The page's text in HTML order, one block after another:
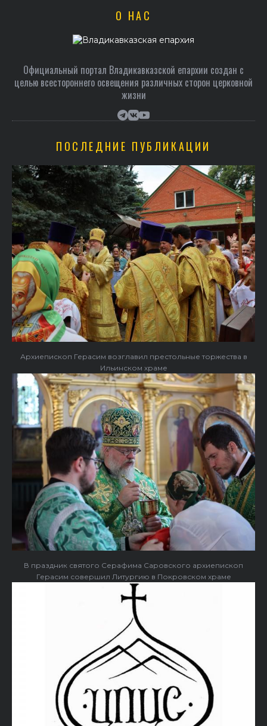
О НАС
Официальный портал Владикавказской епархии создан c
целью всестороннего освещения различных сторон церковной
жизни
ПОСЛЕДНИЕ ПУБЛИКАЦИИ
Архиепископ Герасим возглавил престольные торжества в
Ильинском храме
В праздник святого Серафима Саровского архиепископ
Герасим совершил Литургию в Покровском храме